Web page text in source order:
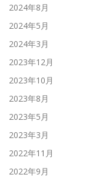
2024年8月
2024年5月
2024年3月
2023年12月
2023年10月
2023年8月
2023年5月
2023年3月
2022年11月
2022年9月